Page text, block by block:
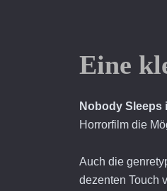
Eine
Nobody Sleeps
Horrorfilm die
Auch die
dezenten Touch